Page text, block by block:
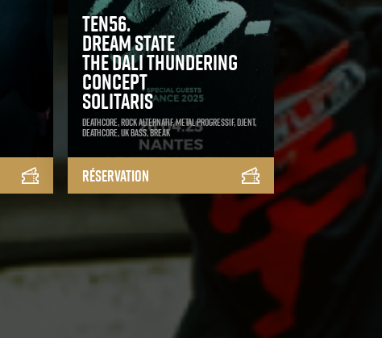
Ten56.
Dream State
The Dali Thundering
Concept
Solitaris
Deathcore, Rock Alternatif, Metal Progressif, Djent,
Deathcore, Uk Bass, Break
Réservation